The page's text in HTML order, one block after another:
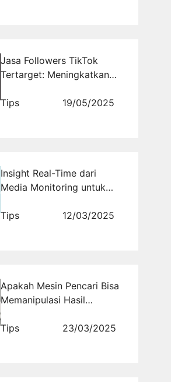
Jasa Followers TikTok
Tertarget: Meningkatkan
dengan Mudah Melalui
Tips 19/05/2025
Insight Real-Time dari
Media Monitoring untuk
Lebih Tajam
Tips 12/03/2025
Apakah Mesin Pencari Bisa
Memanipulasi Hasil
Filter Algoritma Bekerja?
Tips 23/03/2025